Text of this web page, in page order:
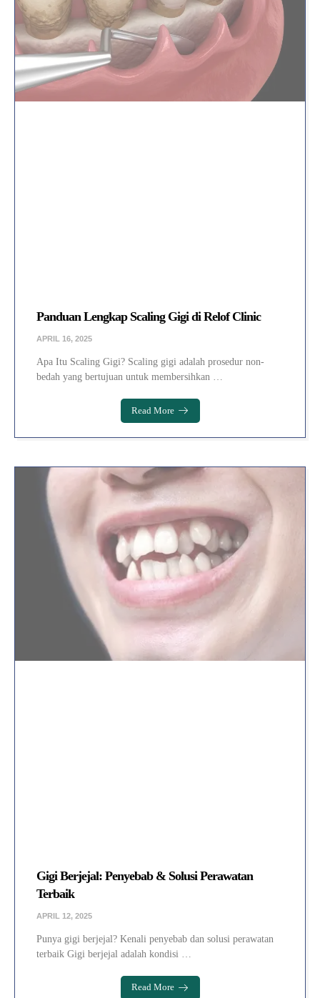
Panduan Lengkap Scaling Gigi di Relof Clinic
APRIL 16, 2025
Apa Itu Scaling Gigi? Scaling gigi adalah prosedur non-
bedah yang bertujuan untuk membersihkan …
Read More
Gigi Berjejal: Penyebab & Solusi Perawatan
Terbaik
APRIL 12, 2025
Punya gigi berjejal? Kenali penyebab dan solusi perawatan
terbaik Gigi berjejal adalah kondisi …
Read More